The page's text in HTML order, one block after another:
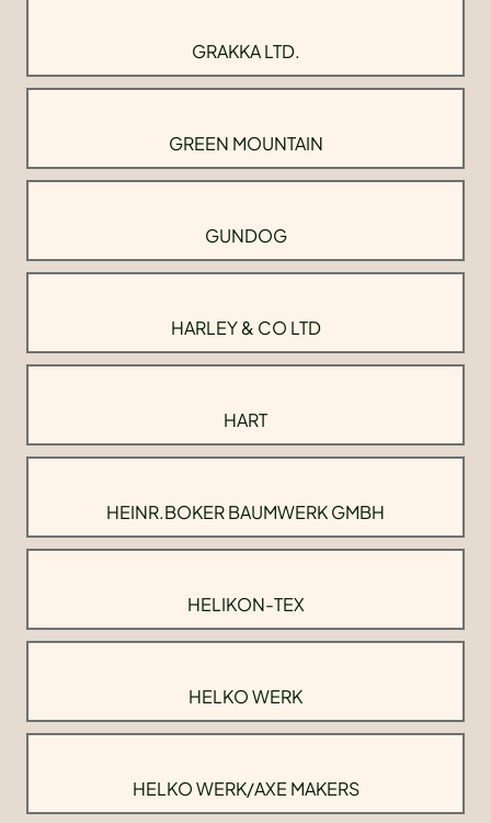
GRAKKA LTD.
GREEN MOUNTAIN
GUNDOG
HARLEY & CO LTD
HART
HEINR.BOKER BAUMWERK GMBH
HELIKON-TEX
HELKO WERK
HELKO WERK/AXE MAKERS